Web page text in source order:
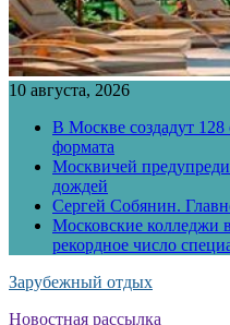
10 августа, 2026
В Москве создадут
формата
Москвичей
дождей
Сергей Собянин.
Московские колледжи
рекордное число
Зарубежный отдых
Новостная рассылка